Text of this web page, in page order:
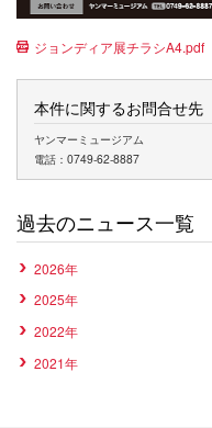
ジョンディア展チラシA4.pdf
本件に関するお問合せ先
ヤンマーミュージアム
電話：0749-62-8887
過去のニュース一覧
2026年
2025年
2022年
2021年